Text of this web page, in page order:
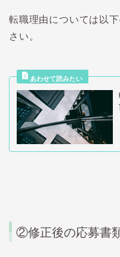
転職理由については以
さい。
②修正後の応募書